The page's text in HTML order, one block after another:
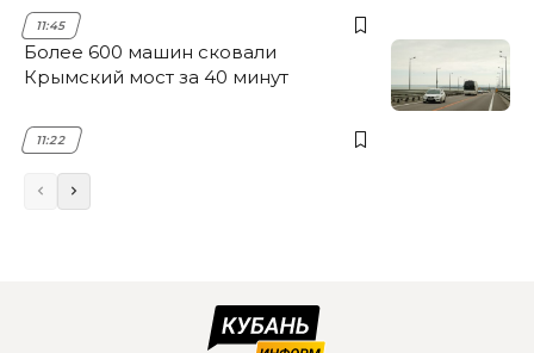
11:45
Более 600 машин сковали
Крымский мост за 40 минут
11:22